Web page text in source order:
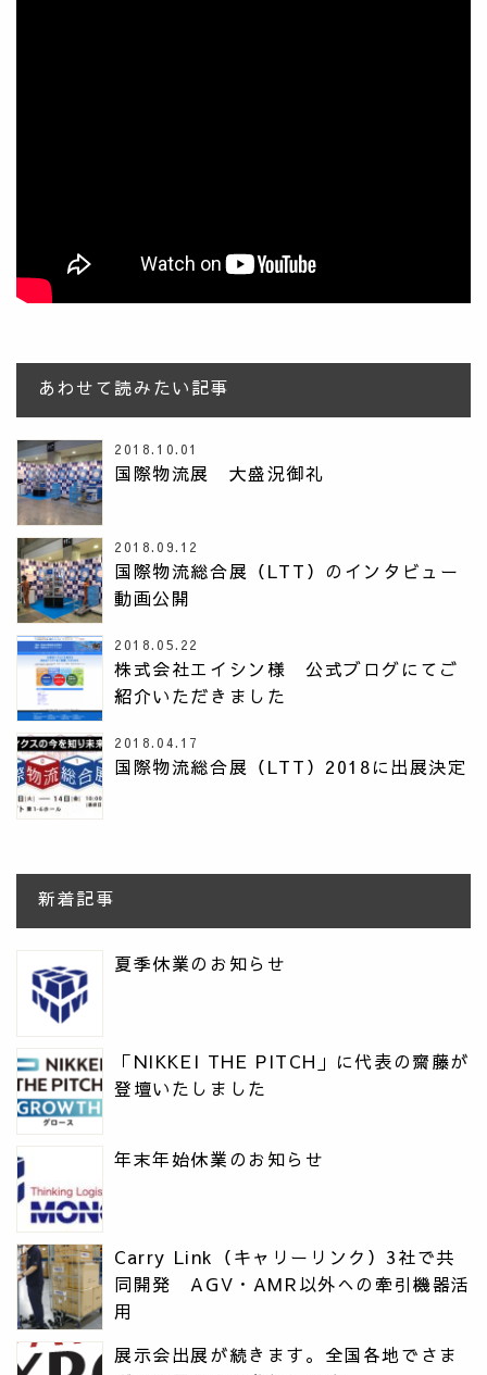
あわせて読みたい記事
2018.10.01
国際物流展 大盛況御礼
2018.09.12
国際物流総合展（LTT）のインタビュー
動画公開
2018.05.22
株式会社エイシン様 公式ブログにてご
紹介いただきました
2018.04.17
国際物流総合展（LTT）2018に出展決定
新着記事
夏季休業のお知らせ
「NIKKEI THE PITCH」に代表の齋藤が
登壇いたしました
年末年始休業のお知らせ
Carry Link（キャリーリンク）3社で共
同開発 AGV・AMR以外への牽引機器活
用
展示会出展が続きます。全国各地でさま